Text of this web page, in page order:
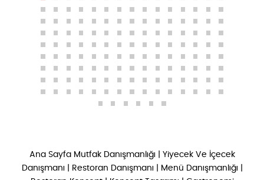
Ana Sayfa Mutfak Danışmanlığı
Yiyecek Ve İçecek
Danışmanı
Restoran Danışmanı Menü Danışmanlığı